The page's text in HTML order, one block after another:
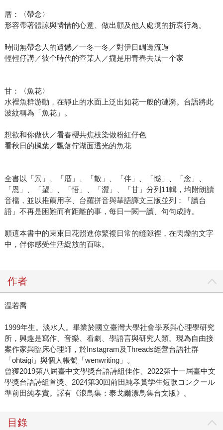
厝：〈帶念〉
形容帶著體諒與憐惜的心意、做出顧及他人處境的折衷行為。
時間無帶念人的遺憾／一冬一冬／對伊目睭邊流過
輕輕仔講／彼个時代的查某人／攏是用青春去晟一个家
甘：〈魚花〉
水裡魚群游動，在靜止的水面上泛出如花一般的漣漪。台語將此
波紋稱為「魚花」。
想欲和你做伙／看春櫻共焦枝染做粉紅仔色
看秋日的楓葉／飄落佇湖面透光的魚花
全書以「景」、「厝」、「散」、「伴」、「憾」、「念」、
「恩」、「望」、「悟」、「澀」、「甘」分列11輯，均附朗讀
音檔，並以推薦用字、台羅拼音與華語譯文三版並列；「讀台
語」不再是困難而有距離的事，每日一闕一讀、句句成詩。
願這本書中的束束日花照進你繁複日常的縫隙裡，在閃爍的文字
中，伴你感受生活綻放的百味。
作者
温若喬
1999年生。淡水人。畢業於國立臺灣大學社會學系與心理學研究
所，興趣是寫作、音樂、看劇、學語言與研究人類。現為自由接
案作家與臨床心理師，於Instagram及Threads經營台語社群
「ohtaigi」與個人帳號「wenwriting」。
曾獲2019第八屆臺中文學獎台語詩組佳作、2022第十一屆臺中文
學獎台語詩組首獎、2024第30回前田純孝賞学生短歌コンクール
準前田純孝賞。譯有《浪鳥集：泰戈爾漂鳥集台文版》。
目錄